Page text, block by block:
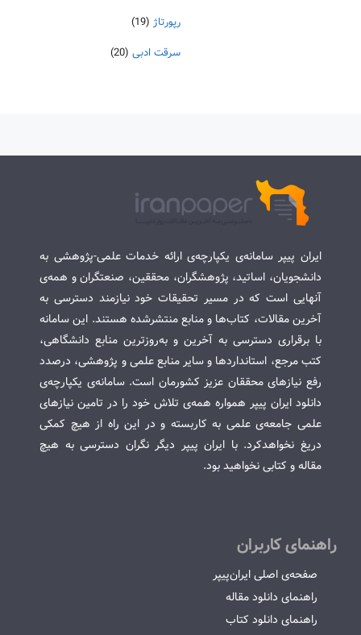
رپورتاژ (19)
سرقت ادبی (20)
ایران پیپر سامانه‌ی یکپارچه‌ی ارائه خدمات علمی-پژوهشی به
دانشجویان، اساتید، پژوهشگران، محققین، صنعتگران و همه‌ی
آنهایی است که در مسیر تحقیقات خود نیازمند دسترسی به
آخرین مقالات، کتاب‌ها و منابع منتشرشده هستند. این سامانه
با برقراری دسترسی به آخرین و به‌روزترین منابع دانشگاهی،
کتب مرجع، استانداردها و سایر منابع علمی و پژوهشی، درصدد
رفع نیازهای محققان عزیز کشورمان است. سامانه‌ی یکپارچه‌ی
دانلود ایران پیپر همواره همه‌ی تلاش خود را در تامین نیازهای
علمی جامعه‌ی علمی به کاربسته و در این راه از هیچ کمکی
دریغ نخواهدکرد. با ایران پیپر دیگر نگران دسترسی به هیچ
مقاله و کتابی نخواهید بود.
راهنمای کاربران
صفحه‌ی اصلی ایران‌پیپر
راهنمای دانلود مقاله
راهنمای دانلود کتاب